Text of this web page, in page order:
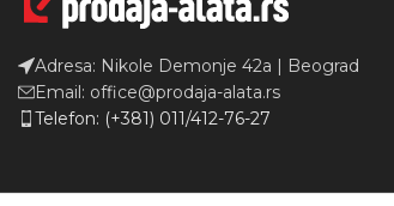
Adresa: Nikole Demonje 42a | Beograd
Email: office@prodaja-alata.rs
Telefon: (+381) 011/412-76-27